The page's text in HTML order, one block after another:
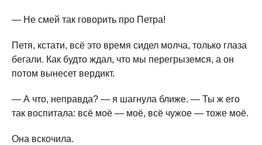
— Не смей так говорить про Петра!
Петя, кстати, всё это время сидел молча, только глаза
бегали. Как будто ждал, что мы перегрыземся, а он
потом вынесет вердикт.
— А что, неправда? — я шагнула ближе. — Ты ж его
так воспитала: всё моё — моё, всё чужое — тоже моё.
Она вскочила.